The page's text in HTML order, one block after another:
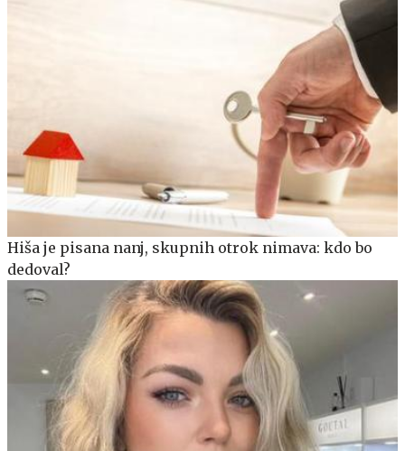
Hiša je pisana nanj, skupnih otrok nimava: kdo bo
dedoval?